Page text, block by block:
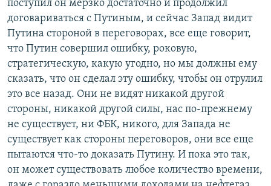
поступил он мерзко достаточно и продолжил
договариваться с Путиным, и сейчас Запад видит
Путина стороной в переговорах, все еще говорит,
что Путин совершил ошибку, роковую,
стратегическую, какую угодно, но мы должны ему
сказать, что он сделал эту ошибку, чтобы он отрулил
это все назад. Они не видят никакой другой
стороны, никакой другой силы, нас по-прежнему
не существует, ни ФБК, никого, для Запада не
существует как стороны переговоров, они все еще
пытаются что-то доказать Путину. И пока это так,
он может существовать любое количество времени,